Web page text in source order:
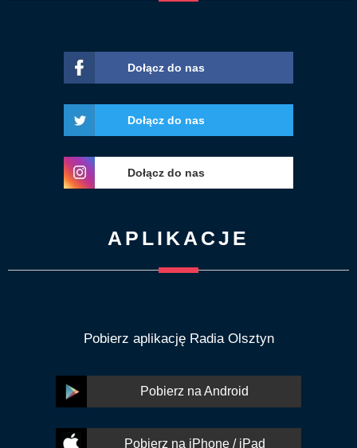
Dołącz do nas
Dołącz do nas
Dołącz do nas
APLIKACJE
Pobierz aplikację Radia Olsztyn
Pobierz na Android
Pobierz na iPhone / iPad